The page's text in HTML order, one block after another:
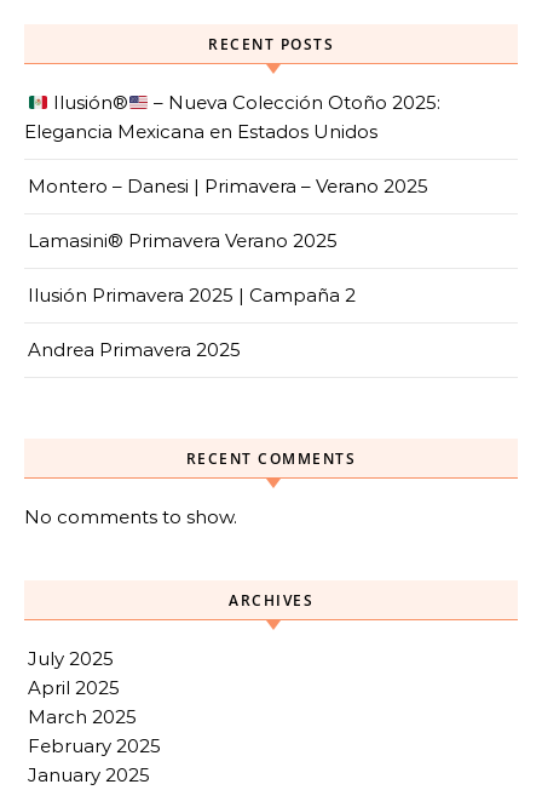
RECENT POSTS
Ilusión®️
– Nueva Colección Otoño 2025:
Elegancia Mexicana en Estados Unidos
Montero – Danesi | Primavera – Verano 2025
Lamasini® Primavera Verano 2025
Ilusión Primavera 2025 | Campaña 2
Andrea Primavera 2025
RECENT COMMENTS
No comments to show.
ARCHIVES
July 2025
April 2025
March 2025
February 2025
January 2025